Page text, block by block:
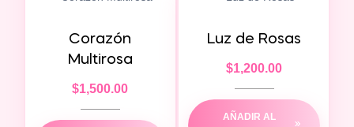
Corazón
Multirosa
$1,500.00
Luz de Rosas
$1,200.00
AÑADIR AL